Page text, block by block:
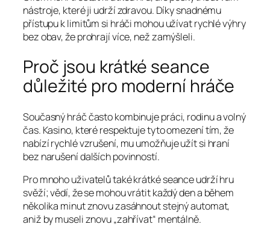
nástroje, které ji udrží zdravou. Díky snadnému
přístupu k limitům si hráči mohou užívat rychlé výhry
bez obav, že prohrají více, než zamýšleli.
Proč jsou krátké seance
důležité pro moderní hráče
Současný hráč často kombinuje práci, rodinu a volný
čas. Kasino, které respektuje tyto omezení tím, že
nabízí rychlé vzrušení, mu umožňuje užít si hraní
bez narušení dalších povinností.
Pro mnoho uživatelů také krátké seance udrží hru
svěží; vědí, že se mohou vrátit každý den a během
několika minut znovu zasáhnout stejný automat,
aniž by museli znovu „zahřívat“ mentálně.